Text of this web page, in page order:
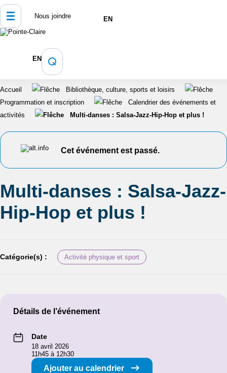
Nous joindre EN
EN
Accueil
Bibliothèque, culture, sports et loisirs
Programmation et inscription
Calendrier des événements et
activités
Multi-danses : Salsa-Jazz-Hip-Hop et plus !
Cet événement est passé.
Multi-danses : Salsa-Jazz-
Hip-Hop et plus !
Catégorie(s) : Activité physique et sport
Détails de l’événement
Date
18 avril 2026
11h45 à 12h30
Ajouter au calendrier